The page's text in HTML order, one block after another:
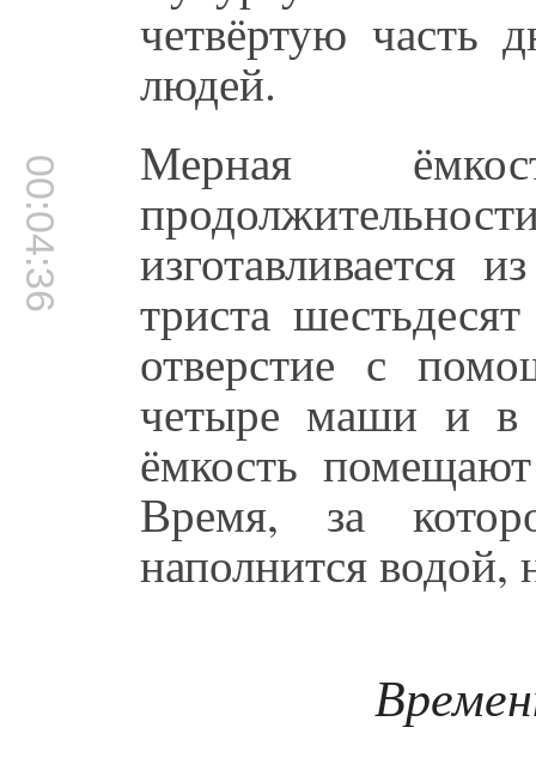
четвёртую часть
людей.
00:04:36 Мерная
триста
отверстие с
четыре маши и в
ёмкость
Время, за
наполнится водой,